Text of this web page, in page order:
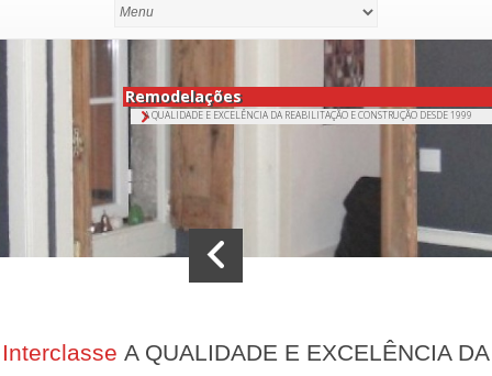
Remodelações
A QUALIDADE E EXCELÊNCIA DA REABILITAÇÃO E CONSTRUÇÃO DESDE 1999
Interclasse A QUALIDADE E EXCELÊNCIA DA